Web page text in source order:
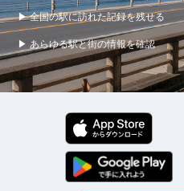
▶ 全国の駅に訪れた記録を残せる
▶ あらゆる駅と街の情報を確認